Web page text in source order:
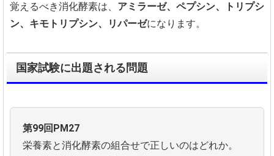
覚えるべき消化酵素は、 アミラーゼ、ペプシン、トリプシ
ン、キモトリプシン、リパーゼになります。
国家試験に出題される問題
第99回PM27
栄養素と消化酵素の組合せで正しいのはどれか。